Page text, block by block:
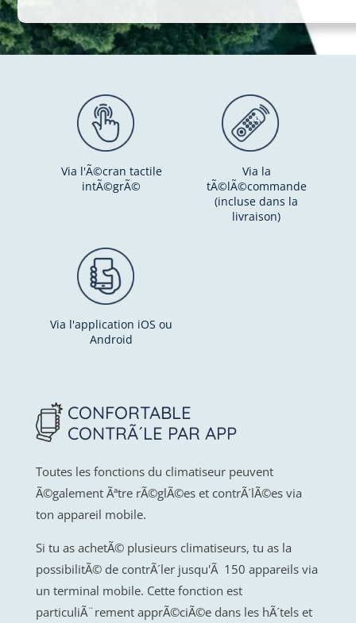
Via l'Ã©cran tactile
intÃ©grÃ©
Via la
tÃ©lÃ©commande
(incluse dans la
livraison)
Via l'application iOS ou
Android
CONFORTABLE
CONTRÃ´LE PAR APP
Toutes les fonctions du climatiseur peuvent
Ã©galement Ãªtre rÃ©glÃ©es et contrÃ´lÃ©es via
ton appareil mobile.
Si tu as achetÃ© plusieurs climatiseurs, tu as la
possibilitÃ© de contrÃ´ler jusqu'Ã 150 appareils via
un terminal mobile. Cette fonction est
particuliÃ¨rement apprÃ©ciÃ©e dans les hÃ´tels et